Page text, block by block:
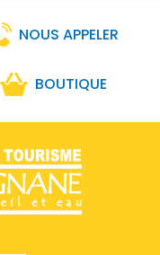
NOUS APPELER
BOUTIQUE